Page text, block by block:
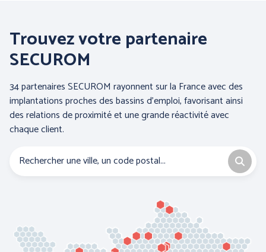
COFRA ENGEL WORKWEAR
Trouvez votre partenaire
SECUROM
34 partenaires SECUROM rayonnent sur la France avec des
implantations proches des bassins d’emploi, favorisant ainsi
des relations de proximité et une grande réactivité avec
chaque client.